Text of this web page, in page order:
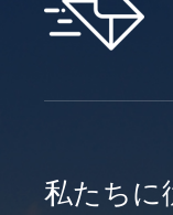
私たちに